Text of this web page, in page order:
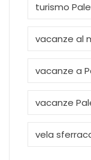
turismo
vacanze al
vacanze a
vacanze
vela